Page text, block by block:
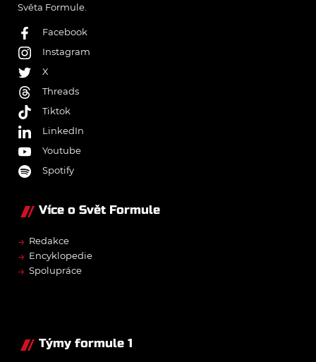
Světa Formule.
Facebook
Instagram
X
Threads
Tiktok
LinkedIn
Youtube
Spotify
Více o Svět Formule
→ Redakce
→ Encyklopedie
→ Spolupráce
Týmy formule 1